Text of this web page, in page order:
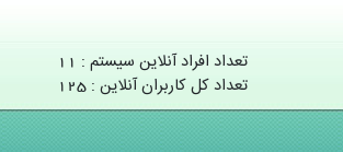
تعداد افراد آنلاین سیستم : 11
تعداد کل کاربران آنلاین : 125